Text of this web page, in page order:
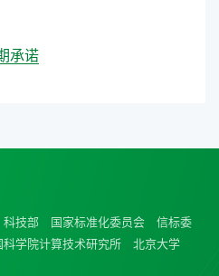
承诺
科技部 国家标准化委员会
信标委
科学院计算技术研究所
北京大学